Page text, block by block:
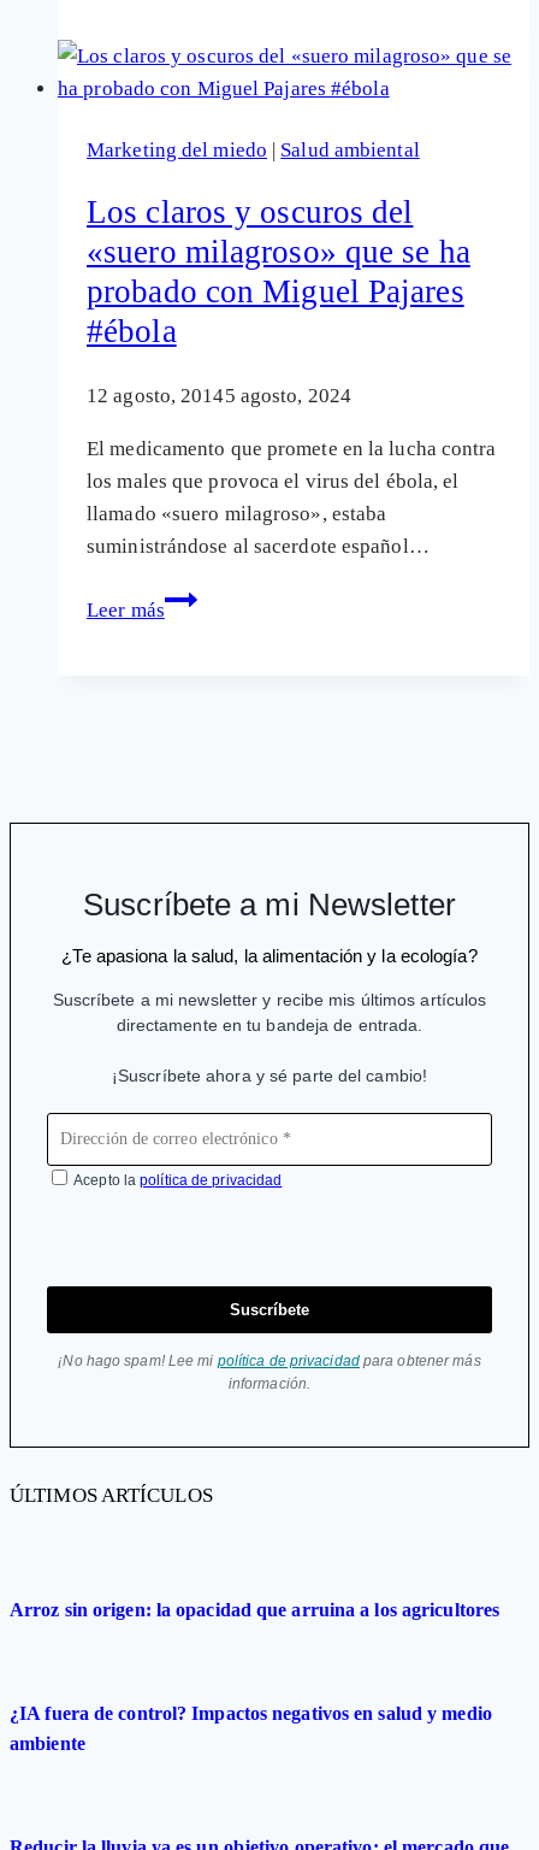
que
se
para
la
enfermedad
del
del
ébola
Marketing del miedo | Salud ambiental
Los claros y oscuros del
«suero milagroso» que se ha
probado con Miguel Pajares
#ébola
12 agosto, 20145 agosto, 2024
El medicamento que promete en la lucha contra
los males que provoca el virus del ébola, el
llamado «suero milagroso», estaba
suministrándose al sacerdote español…
Leer más
Los
que
ha
probado
con
Miguel
Pajares
Suscríbete a mi Newsletter
¿Te apasiona la salud, la alimentación y la ecología?
Suscríbete a mi newsletter y recibe mis últimos artículos
directamente en tu bandeja de entrada.
¡Suscríbete ahora y sé parte del cambio!
Acepto lapolítica de privacidad
Suscríbete
¡No hago spam! Lee mi política de privacidadpara obtener más
información.
ÚLTIMOS ARTÍCULOS
Arroz sin origen: la opacidad que arruina a los agricultores
¿IA fuera de control? Impactos negativos en salud y medio
ambiente